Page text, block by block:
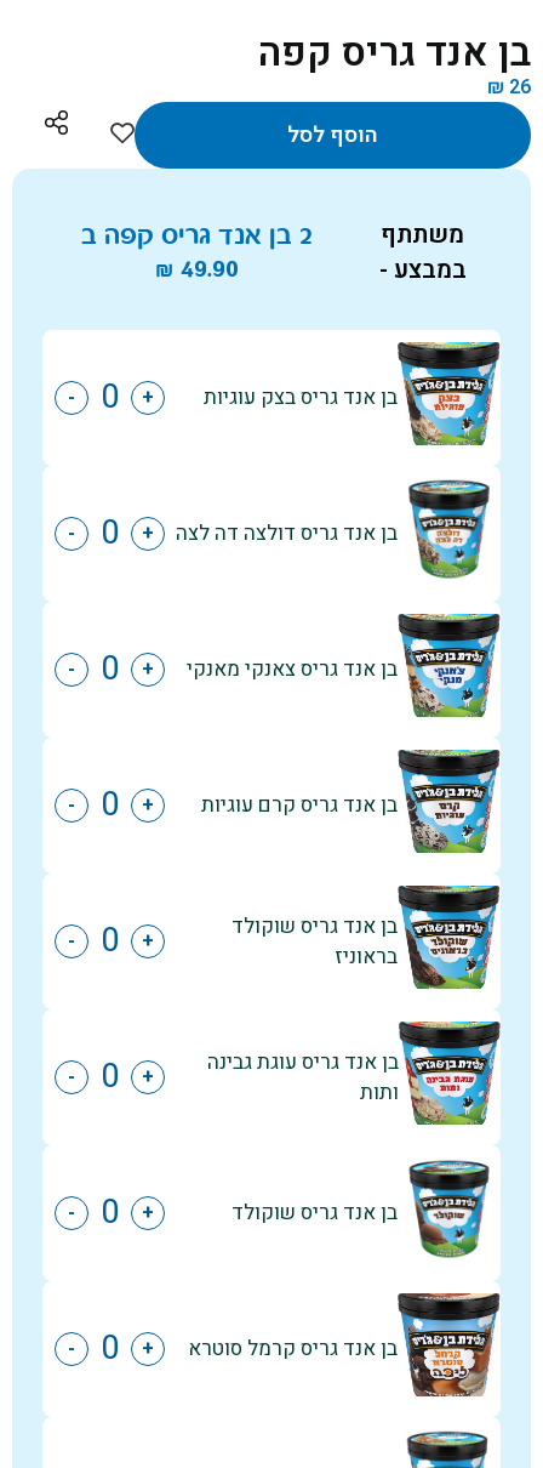
בן אנד גריס קפה
₪ 26
הוסף לסל
משתתף
במבצע -
2 בן אנד גריס קפה ב
₪ 49.90
בן אנד גריס בצק עוגיות +
-
בן אנד גריס דולצה דה לצה +
-
בן אנד גריס צאנקי מאנקי +
-
בן אנד גריס קרם עוגיות +
-
בן אנד גריס שוקולד
בראוניז
+
-
בן אנד גריס עוגת גבינה
ותות
+
-
בן אנד גריס שוקולד +
-
בן אנד גריס קרמל סוטרא +
-